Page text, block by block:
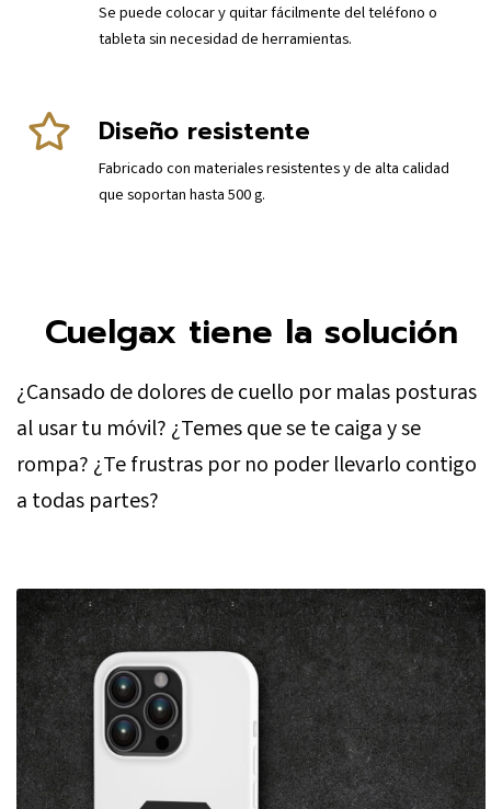
Se puede colocar y quitar fácilmente del teléfono o
tableta sin necesidad de herramientas.
Diseño resistente
Fabricado con materiales resistentes y de alta calidad
que soportan hasta 500 g.
¿Cansado de dolores de cuello por malas posturas
al usar tu móvil? ¿Temes que se te caiga y se
rompa? ¿Te frustras por no poder llevarlo contigo
a todas partes?
Cuelgax tiene la solución